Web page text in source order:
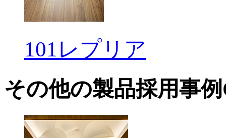
101レプリア
その他の製品採用事例